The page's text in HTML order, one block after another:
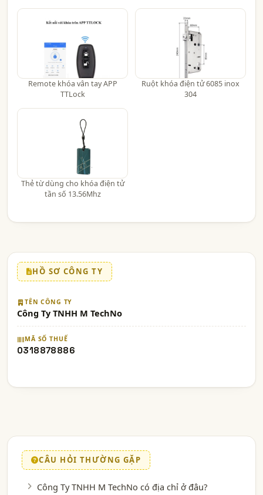
Remote khóa vân tay APP
TTLock
Ruột khóa điện tử 6085 inox
304
Thẻ từ dùng cho khóa điện tử
tần số 13.56Mhz
HỒ SƠ CÔNG TY
TÊN CÔNG TY
Công Ty TNHH M TechNo
MÃ SỐ THUẾ
0318878886
CÂU HỎI THƯỜNG GẶP
Công Ty TNHH M TechNo có địa chỉ ở đâu?